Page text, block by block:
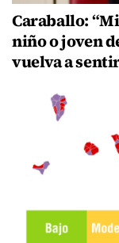
Caraballo:
niño o joven
vuelva a